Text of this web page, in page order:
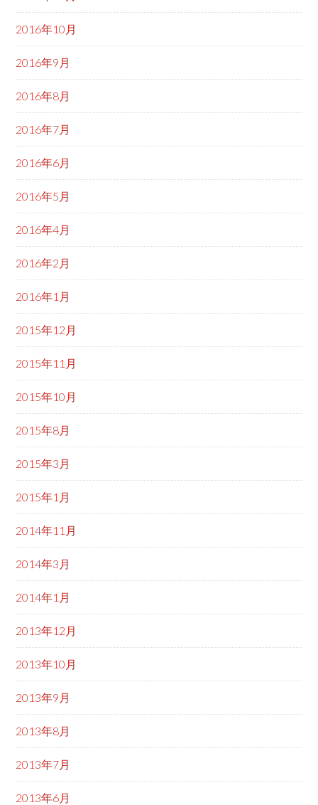
2016年10月
2016年9月
2016年8月
2016年7月
2016年6月
2016年5月
2016年4月
2016年2月
2016年1月
2015年12月
2015年11月
2015年10月
2015年8月
2015年3月
2015年1月
2014年11月
2014年3月
2014年1月
2013年12月
2013年10月
2013年9月
2013年8月
2013年7月
2013年6月